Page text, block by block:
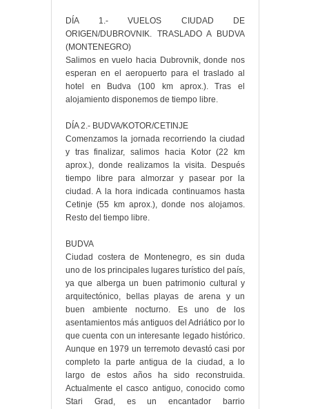
DÍA 1.- VUELOS CIUDAD DE
ORIGEN/DUBROVNIK. TRASLADO A BUDVA
(MONTENEGRO)
Salimos en vuelo hacia Dubrovnik, donde nos
esperan en el aeropuerto para el traslado al
hotel en Budva (100 km aprox.). Tras el
alojamiento disponemos de tiempo libre.
DÍA 2.- BUDVA/KOTOR/CETINJE
Comenzamos la jornada recorriendo la ciudad
y tras finalizar, salimos hacia Kotor (22 km
aprox.), donde realizamos la visita. Después
tiempo libre para almorzar y pasear por la
ciudad. A la hora indicada continuamos hasta
Cetinje (55 km aprox.), donde nos alojamos.
Resto del tiempo libre.
BUDVA
Ciudad costera de Montenegro, es sin duda
uno de los principales lugares turístico del país,
ya que alberga un buen patrimonio cultural y
arquitectónico, bellas playas de arena y un
buen ambiente nocturno. Es uno de los
asentamientos más antiguos del Adriático por lo
que cuenta con un interesante legado histórico.
Aunque en 1979 un terremoto devastó casi por
completo la parte antigua de la ciudad, a lo
largo de estos años ha sido reconstruida.
Actualmente el casco antiguo, conocido como
Stari Grad, es un encantador barrio